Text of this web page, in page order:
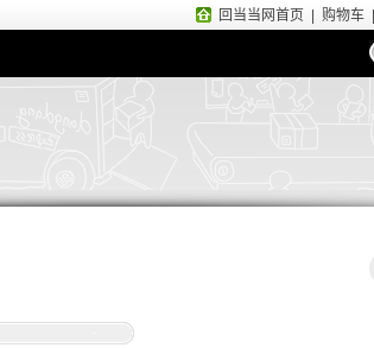
回当当网首页 购物车